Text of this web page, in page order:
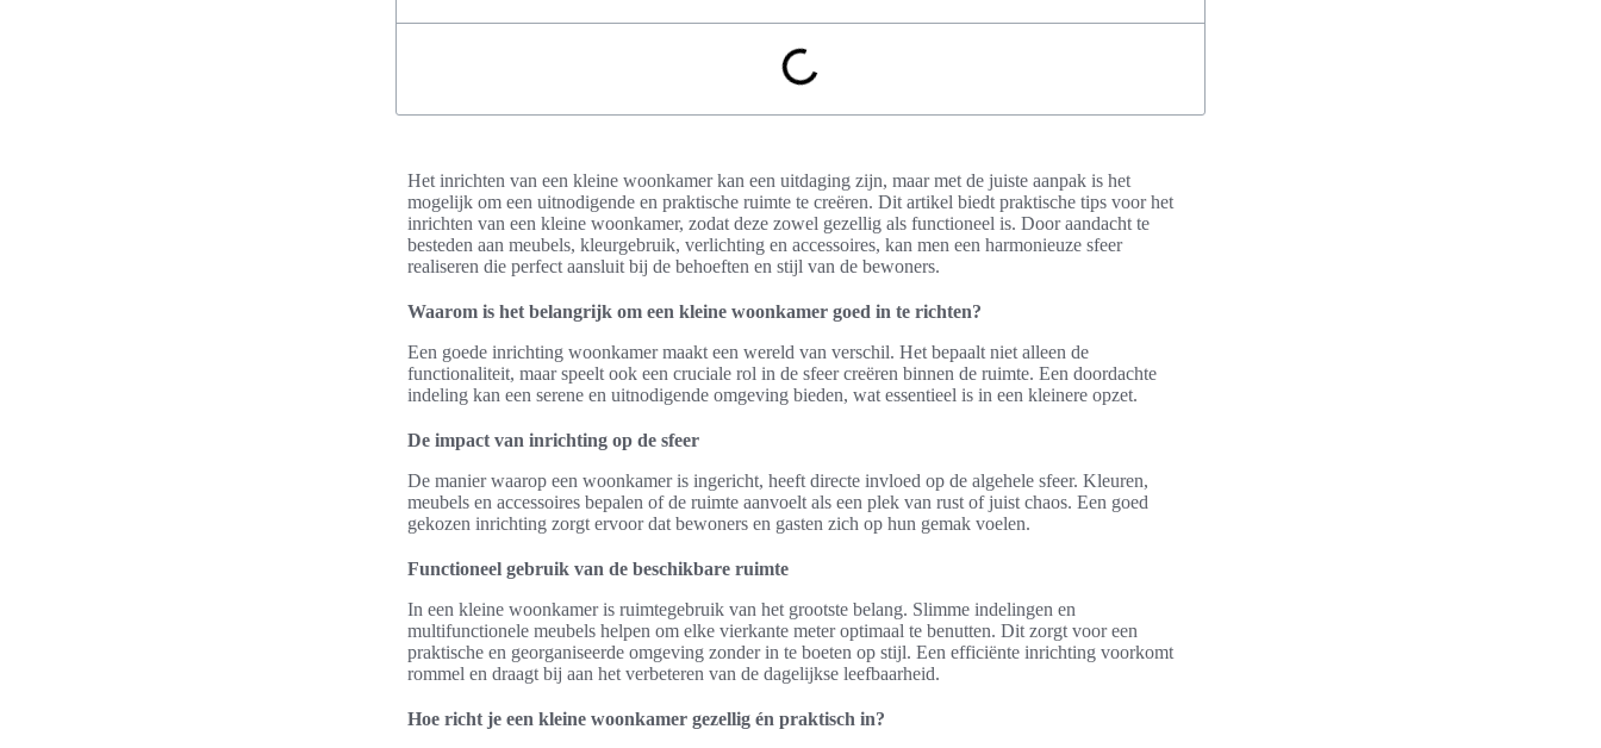
Het inrichten van een kleine woonkamer kan een uitdaging zijn, maar met de juiste aanpak is het
mogelijk om een uitnodigende en praktische ruimte te creëren. Dit artikel biedt praktische tips voor het
inrichten van een kleine woonkamer, zodat deze zowel gezellig als functioneel is. Door aandacht te
besteden aan meubels, kleurgebruik, verlichting en accessoires, kan men een harmonieuze sfeer
realiseren die perfect aansluit bij de behoeften en stijl van de bewoners.
Waarom is het belangrijk om een kleine woonkamer goed in te richten?
Een goede inrichting woonkamer maakt een wereld van verschil. Het bepaalt niet alleen de
functionaliteit, maar speelt ook een cruciale rol in de sfeer creëren binnen de ruimte. Een doordachte
indeling kan een serene en uitnodigende omgeving bieden, wat essentieel is in een kleinere opzet.
De impact van inrichting op de sfeer
De manier waarop een woonkamer is ingericht, heeft directe invloed op de algehele sfeer. Kleuren,
meubels en accessoires bepalen of de ruimte aanvoelt als een plek van rust of juist chaos. Een goed
gekozen inrichting zorgt ervoor dat bewoners en gasten zich op hun gemak voelen.
Functioneel gebruik van de beschikbare ruimte
In een kleine woonkamer is ruimtegebruik van het grootste belang. Slimme indelingen en
multifunctionele meubels helpen om elke vierkante meter optimaal te benutten. Dit zorgt voor een
praktische en georganiseerde omgeving zonder in te boeten op stijl. Een efficiënte inrichting voorkomt
rommel en draagt bij aan het verbeteren van de dagelijkse leefbaarheid.
Hoe richt je een kleine woonkamer gezellig én praktisch in?